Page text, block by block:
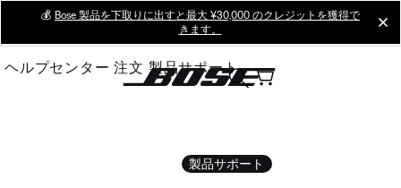
Main
💰 Bose 製品を下取りに出すと最大 ¥30,000 のクレジットを獲得で
きます。
ヘルプセンター 注文 製品サポート
製品サポート